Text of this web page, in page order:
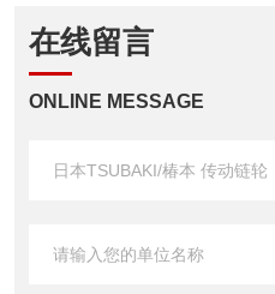
在线留言
ONLINE MESSAGE